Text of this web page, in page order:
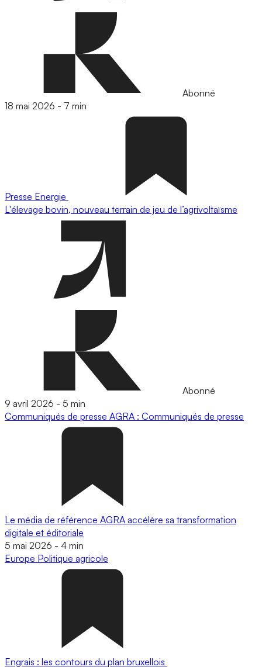
Abonné
18 mai 2026 - 7 min
Presse Energie
L'élevage bovin, nouveau terrain de jeu de l’agrivoltaïsme
Abonné
9 avril 2026 - 5 min
Communiqués de presse AGRA : Communiqués de presse
Le média de référence AGRA accélère sa transformation
digitale et éditoriale
5 mai 2026 - 4 min
Europe Politique agricole
Engrais : les contours du plan bruxellois